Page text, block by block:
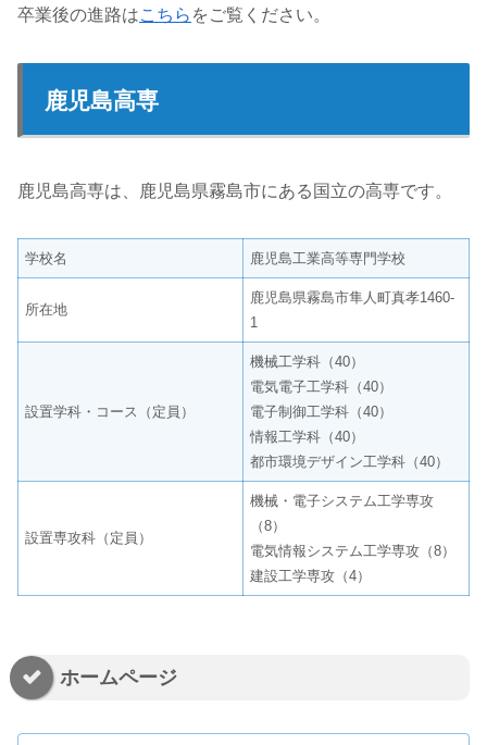
卒業後の進路はこちら をご覧ください。
鹿児島高専
鹿児島高専は、鹿児島県霧島市にある国立の高専です。
学校名 鹿児島工業高等専門学校
所在地
鹿児島県霧島市隼人町真孝1460-
1
設置学科・コース（定員）
機械工学科（40）
電気電子工学科（40）
電子制御工学科（40）
情報工学科（40）
都市環境デザイン工学科（40）
設置専攻科（定員）
機械・電子システム工学専攻
（8）
電気情報システム工学専攻（8）
建設工学専攻（4）
ホームページ